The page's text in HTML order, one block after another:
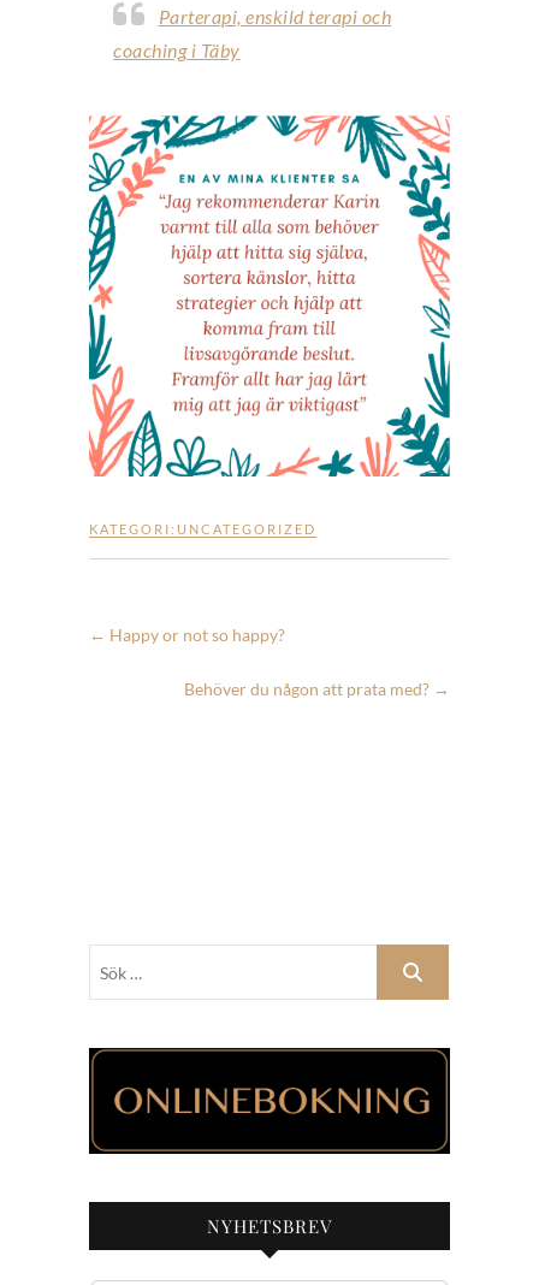
Parterapi, enskild terapi och
coaching i Täby
KATEGORI: UNCATEGORIZED
← Happy or not so happy?
Behöver du någon att prata med? →
NYHETSBREV